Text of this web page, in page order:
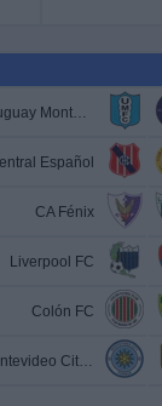
Uruguay Montevideo
Español
CA Fénix
Liverpool FC
Colón FC
Montevideo City Torque